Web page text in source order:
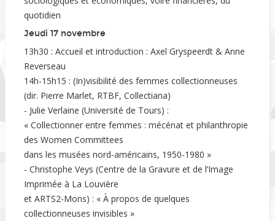
quotidien
Jeudi 17 novembre
13h30 : Accueil et introduction : Axel Gryspeerdt & Anne
Reverseau
14h-15h15 : (In)visibilité des femmes collectionneuses
(dir. Pierre Marlet, RTBF, Collectiana)
- Julie Verlaine (Université de Tours) :
« Collectionner entre femmes : mécénat et philanthropie
des Women Committees
dans les musées nord-américains, 1950-1980 »
- Christophe Veys (Centre de la Gravure et de l’Image
Imprimée à La Louvière
et ARTS2-Mons) : « À propos de quelques
collectionneuses invisibles »